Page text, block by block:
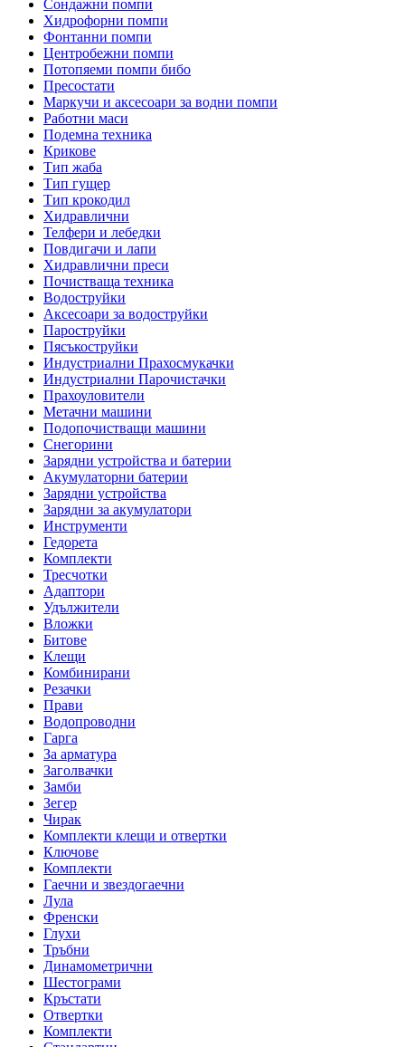
Сондажни помпи
Хидрофорни помпи
Фонтанни помпи
Центробежни помпи
Потопяеми помпи бибо
Пресостати
Маркучи и аксесоари за водни помпи
Работни маси
Подемна техника
Крикове
Тип жаба
Тип гущер
Тип крокодил
Хидравлични
Телфери и лебедки
Повдигачи и лапи
Хидравлични преси
Почистваща техника
Водоструйки
Аксесоари за водоструйки
Пароструйки
Пясъкоструйки
Индустриални Прахосмукачки
Индустриални Парочистачки
Прахоуловители
Метачни машини
Подопочистващи машини
Снегорини
Зарядни устройства и батерии
Акумулаторни батерии
Зарядни устройства
Зарядни за акумулатори
Инструменти
Гедорета
Комплекти
Тресчотки
Адаптори
Удължители
Вложки
Битове
Клещи
Комбинирани
Резачки
Прави
Водопроводни
Гарга
За арматура
Заголвачки
Замби
Зегер
Чирак
Комплекти клещи и отвертки
Ключове
Комплекти
Гаечни и звездогаечни
Лула
Френски
Глухи
Тръбни
Динамометрични
Шестограми
Кръстати
Отвертки
Комплекти